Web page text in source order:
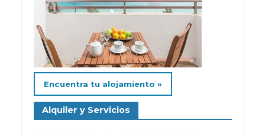
Encuentra tu alojamiento »
Alquiler y Servicios